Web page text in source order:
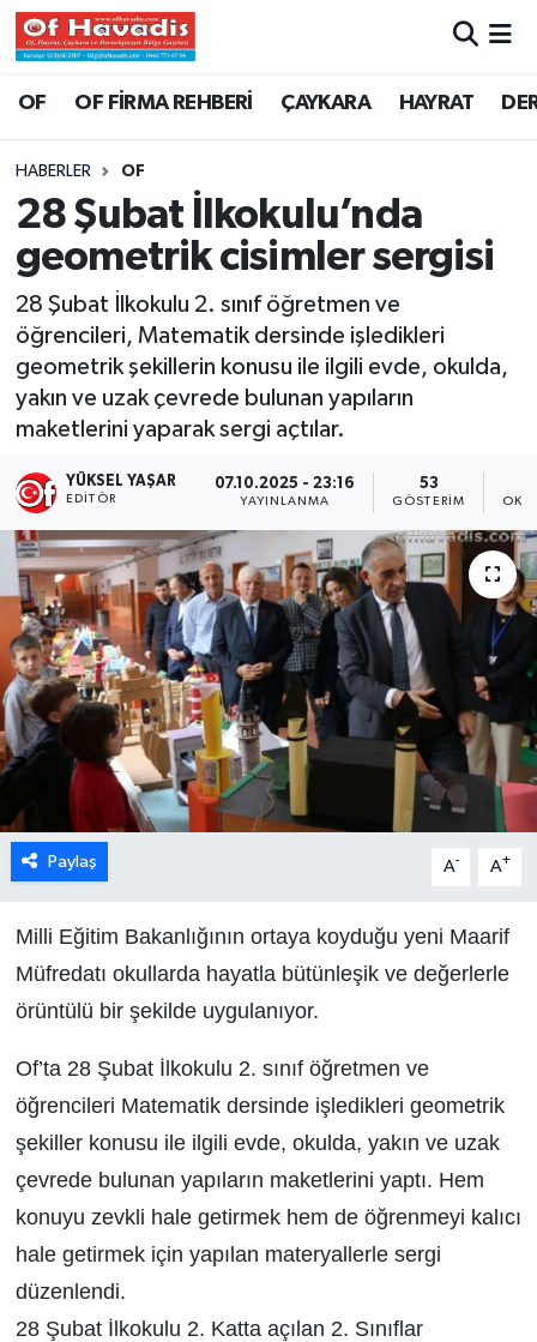
OF OF FİRMA REHBERİ ÇAYKARA HAYRAT
HABERLER OF
28 Şubat İlkokulu’nda
geometrik cisimler sergisi
28 Şubat İlkokulu 2. sınıf öğretmen ve
öğrencileri, Matematik dersinde işledikleri
geometrik şekillerin konusu ile ilgili evde, okulda,
yakın ve uzak çevrede bulunan yapıların
maketlerini yaparak sergi açtılar.
YÜKSEL YAŞAR
EDITÖR
07.10.2025 - 23:16
YAYINLANMA
53
GÖSTERIM
Paylaş A- A+
Milli Eğitim Bakanlığının ortaya koyduğu yeni Maarif
Müfredatı okullarda hayatla bütünleşik ve değerlerle
örüntülü bir şekilde uygulanıyor.
Of’ta 28 Şubat İlkokulu 2. sınıf öğretmen ve
öğrencileri Matematik dersinde işledikleri geometrik
şekiller konusu ile ilgili evde, okulda, yakın ve uzak
çevrede bulunan yapıların maketlerini yaptı. Hem
konuyu zevkli hale getirmek hem de öğrenmeyi kalıcı
hale getirmek için yapılan materyallerle sergi
düzenlendi.
28 Şubat İlkokulu 2. Katta açılan 2. Sınıflar
Trabzon Nöbetçi Eczaneler
Trabzon Namaz Vakitleri
Trabzon Trafik Yoğunluk Haritası
Süper Lig Puan Durumu ve Fikstür
Tüm Manşetler